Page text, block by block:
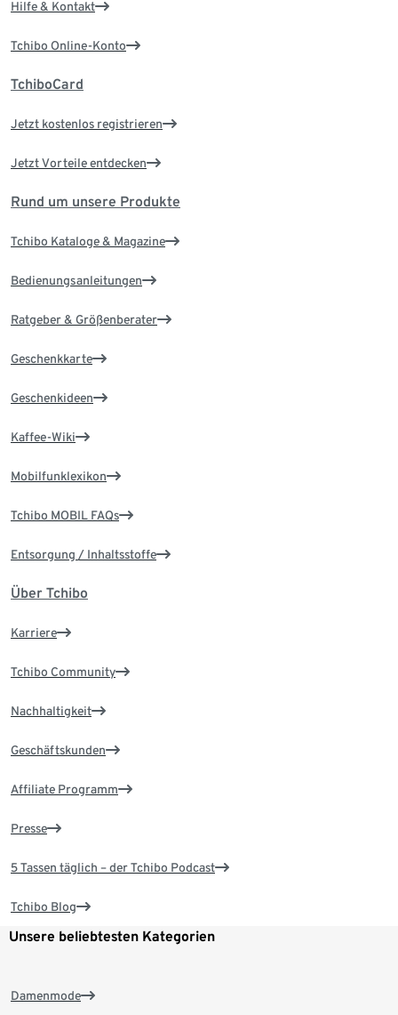
Hilfe & Kontakt
Tchibo Online-Konto
TchiboCard
Jetzt kostenlos registrieren
Jetzt Vorteile entdecken
Rund um unsere Produkte
Tchibo Kataloge & Magazine
Bedienungsanleitungen
Ratgeber & Größenberater
Geschenkkarte
Geschenkideen
Kaffee-Wiki
Mobilfunklexikon
Tchibo MOBIL FAQs
Entsorgung / Inhaltsstoffe
Über Tchibo
Karriere
Tchibo Community
Nachhaltigkeit
Geschäftskunden
Affiliate Programm
Presse
5 Tassen täglich – der Tchibo Podcast
Tchibo Blog
Unsere beliebtesten Kategorien
Damenmode